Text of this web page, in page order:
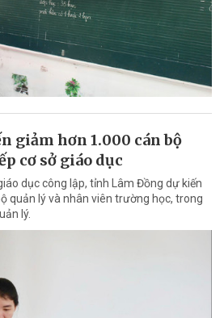
giảm hơn 1.000 cán bộ
cơ sở giáo dục
dục công lập, tỉnh Lâm Đồng dự kiến
quản lý và nhân viên trường học, trong
lý.